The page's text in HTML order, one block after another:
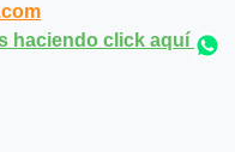
haciendo click aquí